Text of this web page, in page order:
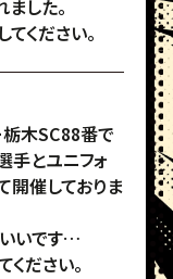
した。
ください。
木SC88番で
手とユニフォ
開催しておりま
いいです…
ださい。